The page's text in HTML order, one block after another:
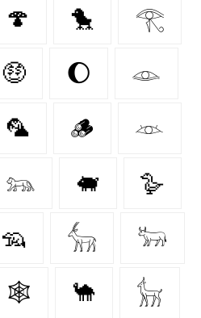
🍄‍ 🐤 𓂀
🤑 🌔 𓁼
🦜 🪵 𓁺
𓃬 🐖 🪿
🦡 𓃲 𓃽
🕸️ 🐪 𓃴